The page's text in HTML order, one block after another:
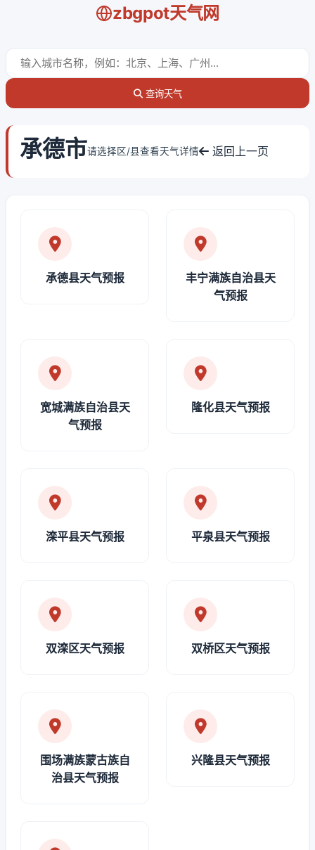
zbgpot天气网
查询天气
承德市请选择区/县查看天气详情 返回上一页
承德县天气预报
丰宁满族自治县天
气预报
宽城满族自治县天
气预报
隆化县天气预报
滦平县天气预报 平泉县天气预报
双滦区天气预报 双桥区天气预报
围场满族蒙古族自
治县天气预报
兴隆县天气预报